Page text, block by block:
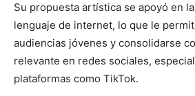
Su propuesta artística se apoyó en
lenguaje de internet, lo que le
audiencias jóvenes y consolidarse
relevante en redes sociales,
plataformas como TikTok.